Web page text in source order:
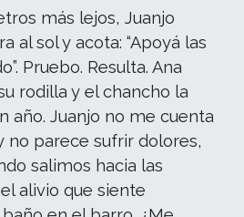
más lejos, Juanjo
al sol y acota: “Apoyá las
Pruebo. Resulta. Ana
rodilla y el chancho la
año. Juanjo no me cuenta
no parece sufrir dolores,
salimos hacia las
alivio que siente